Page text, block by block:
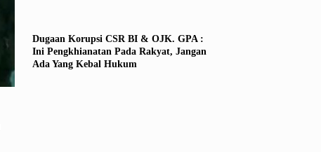
Dugaan Korupsi CSR BI & OJK. GPA :
Ini Pengkhianatan Pada Rakyat, Jangan
Ada Yang Kebal Hukum